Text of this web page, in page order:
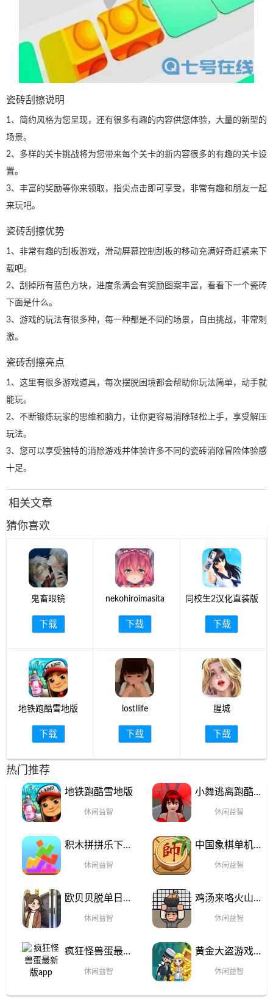
瓷砖刮擦说明
1、简约风格为您呈现，还有很多有趣的内容供您体验，大量的新型的
场景。
2、多样的关卡挑战将为您带来每个关卡的新内容很多的有趣的关卡设
置。
3、丰富的奖励等你来领取，指尖点击即可享受，非常有趣和朋友一起
来玩吧。
瓷砖刮擦优势
1、非常有趣的刮板游戏，滑动屏幕控制刮板的移动充满好奇赶紧来下
载吧。
2、刮掉所有蓝色方块，进度条满会有奖励图案丰富，看看下一个瓷砖
下面是什么。
3、游戏的玩法有很多种，每一种都是不同的场景，自由挑战，非常刺
激。
瓷砖刮擦亮点
1、这里有很多游戏道具，每次摆脱困境都会帮助你玩法简单，动手就
能玩。
2、不断锻炼玩家的思维和脑力，让你更容易消除轻松上手，享受解压
玩法。
3、您可以享受独特的消除游戏并体验许多不同的瓷砖消除冒险体验感
十足。
相关文章
猜你喜欢
鬼畜眼镜
下载
nekohiroimasita
下载
同校生2汉化直装版
下载
地铁跑酷雪地版
下载
lostllife
下载
腥城
下载
热门推荐
地铁跑酷雪地版
休闲益智
小舞逃离跑酷免
休闲益智
积木拼拼乐下载
休闲益智
中国象棋单机对
休闲益智
欧贝贝脱单日记
休闲益智
鸡汤来咯火山哥
休闲益智
疯狂怪兽蛋最新
休闲益智
黄金大盗游戏安
休闲益智